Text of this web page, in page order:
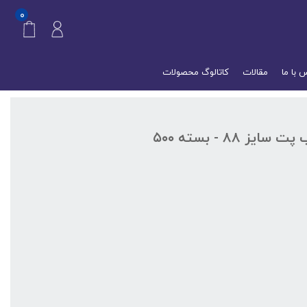
۰
با ما مقالات کاتالوگ محصولات
واشر سیل القایی مقوادار مناسب پت سایز ۸۸ - بسته ۵۰۰